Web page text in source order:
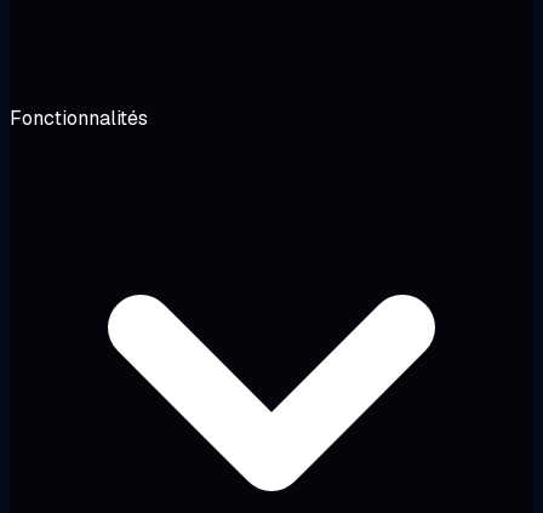
Fonctionnalités